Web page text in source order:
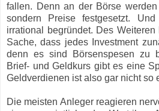
fallen. Denn an der Börse
sondern Preise festgesetzt.
irrational begründet. Des
Sache, dass jedes Investment
denn es sind Börsenspesen zu
Brief- und Geldkurs gibt es eine
Geldverdienen ist also gar nicht so
Die meisten Anleger reagieren